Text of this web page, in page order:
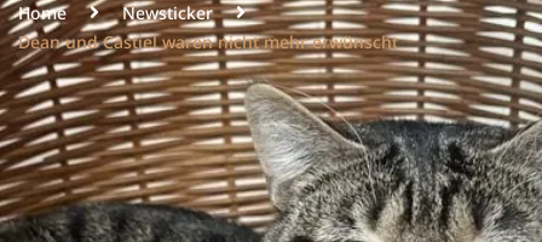
Home
Newsticker
Dean und Castiel waren nicht mehr erwünscht